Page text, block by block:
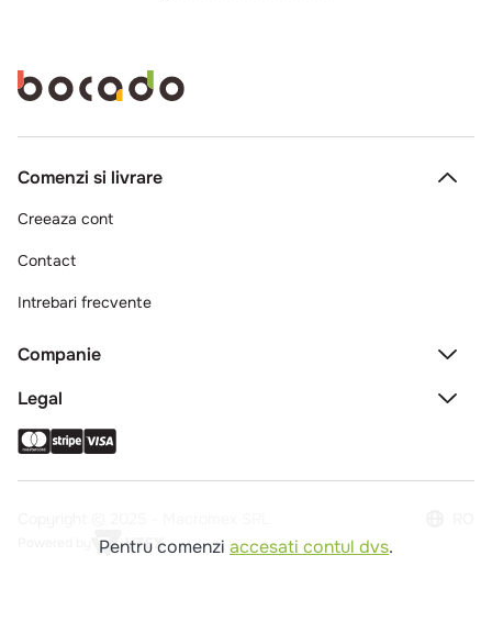
Pentru comenzi accesati contul dvs.
Comenzi si livrare
Creeaza cont
Contact
Intrebari frecvente
Companie
Legal